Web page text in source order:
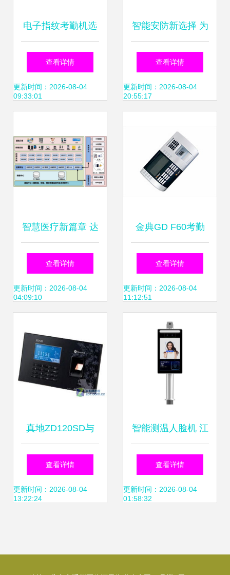
电子指纹考勤机选
购的三大误区 避开
陷阱，提升考勤效
查看详情
更新时间：2026-08-04
09:33:01
智能安防新选择 为
何速尔科技成为门
禁管理系统的首选
查看详情
更新时间：2026-08-04
20:55:17
智慧医疗新篇章 达
实物联助力广西医
科大学第一附属医
统全面升级
查看详情
更新时间：2026-08-04
04:09:10
金典GD F60考勤
门禁系统 智能安防
与高效管理的完美
融合
查看详情
更新时间：2026-08-04
11:12:51
真地ZD120SD与
ZD132U门禁考勤
机对比分析 哪款更
查看详情
更新时间：2026-08-04
13:22:24
智能测温人脸机 江
门测温人脸机与东
莞君安电子科技公
查看详情
更新时间：2026-08-04
01:58:32